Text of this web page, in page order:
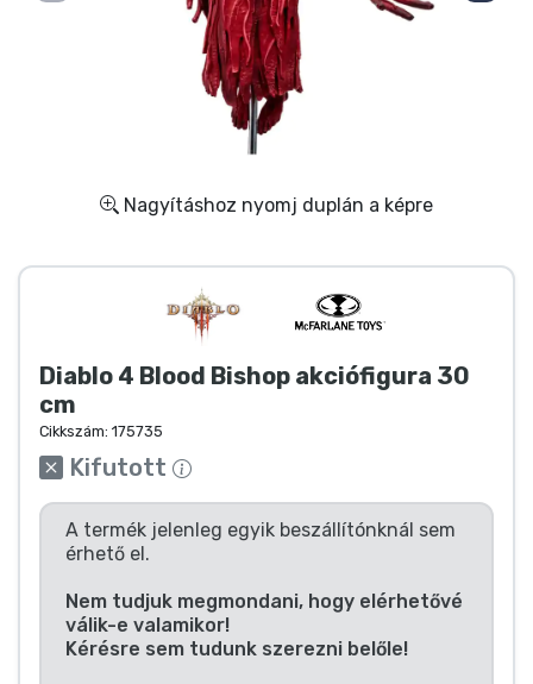
Nagyításhoz nyomj duplán a képre
Diablo 4 Blood Bishop akciófigura 30
cm
Cikkszám: 175735
Kifutott
A termék jelenleg egyik beszállítónknál sem
érhető el.
Nem tudjuk megmondani, hogy elérhetővé
válik-e valamikor!
Kérésre sem tudunk szerezni belőle!
Szállítás és fizetés
Sorozatos cuccok
Animés cuccok
Gamer cuccok
Sportos cuccok
Zenés cuccok
Terméktípusok
Márkák